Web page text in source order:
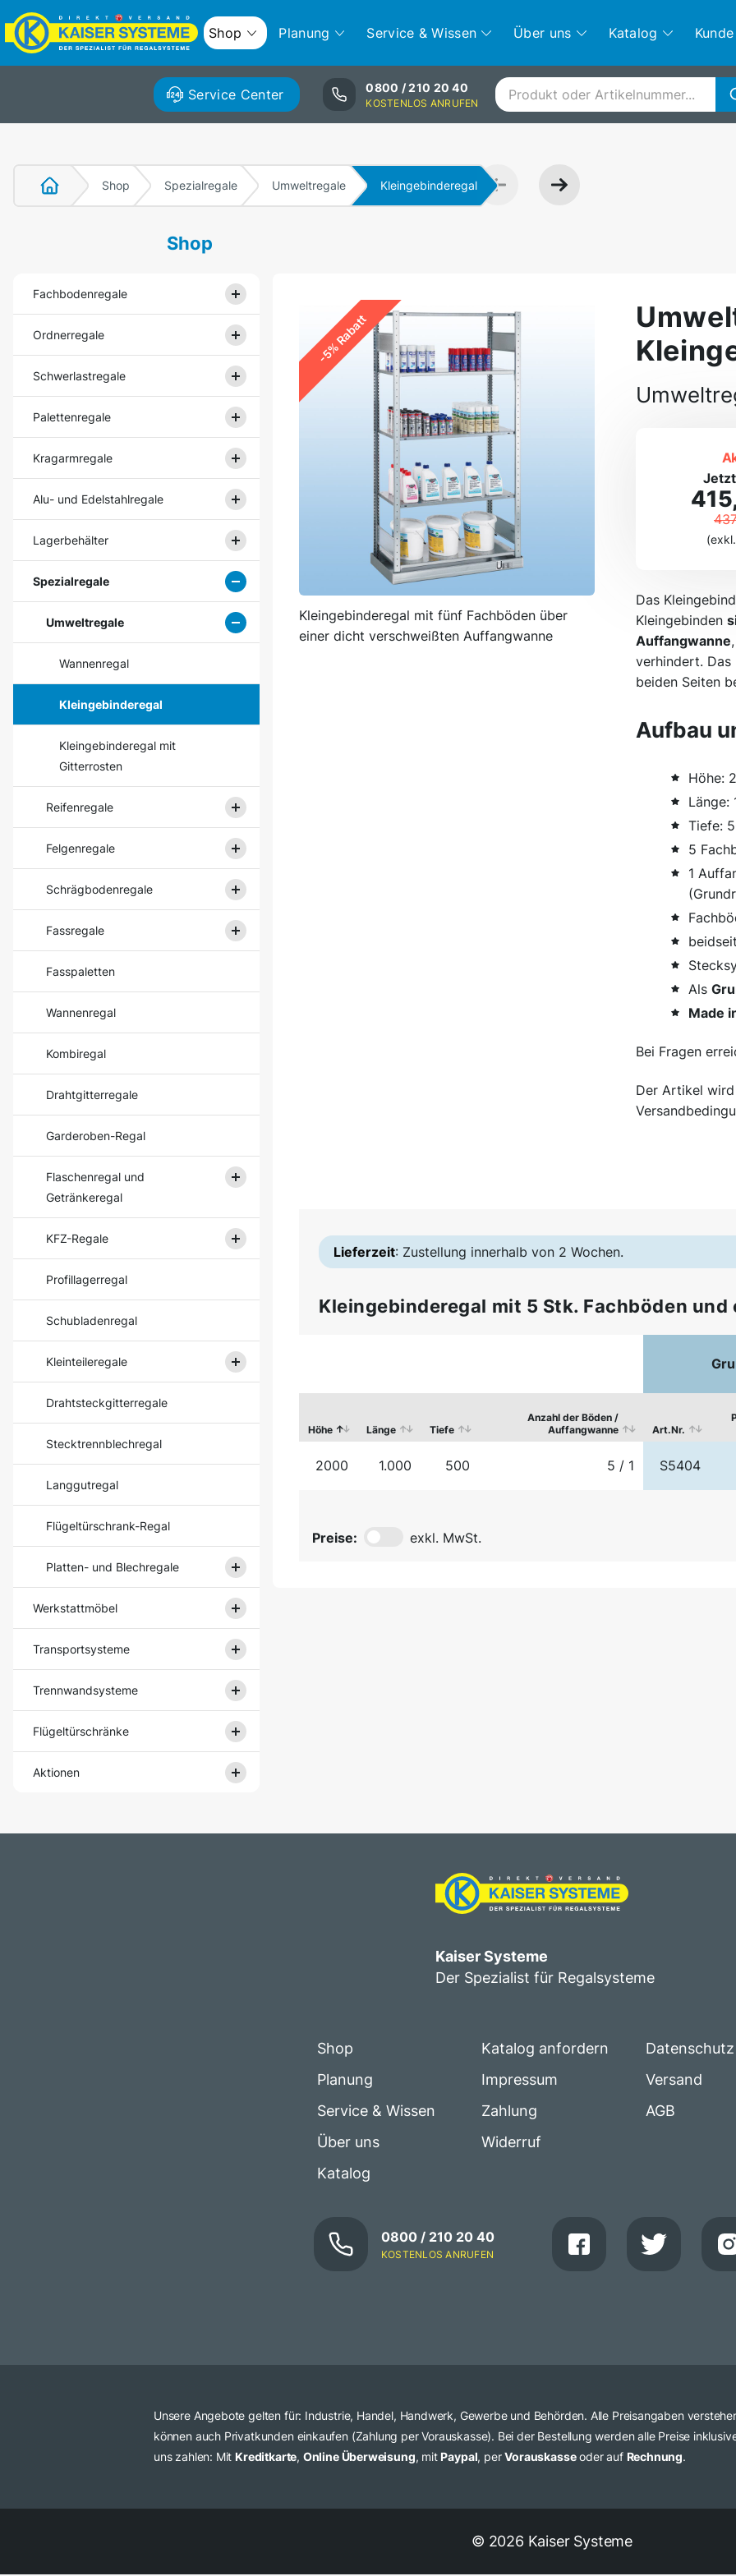
Shop Planung Service & Wissen Über uns Katalog Kunde
Service Center 0800 / 210 20 40
KOSTENLOS ANRUFEN
Shop Spezialregale Umweltregale Kleingebinderegal
Shop
Fachbodenregale
Ordnerregale
Schwerlastregale
Palettenregale
Kragarmregale
Alu- und Edelstahlregale
Lagerbehälter
Spezialregale
Umweltregale
Wannenregal
Kleingebinderegal
Kleingebinderegal mit
Gitterrosten
Reifenregale
Felgenregale
Schrägbodenregale
Fassregale
Fasspaletten
Wannenregal
Kombiregal
Drahtgitterregale
Garderoben-Regal
Flaschenregal und
Getränkeregal
KFZ-Regale
Profillagerregal
Schubladenregal
Kleinteileregale
Drahtsteckgitterregale
Stecktrennblechregal
Langgutregal
Flügeltürschrank-Regal
Platten- und Blechregale
Werkstattmöbel
Transportsysteme
Trennwandsysteme
Flügeltürschränke
Aktionen
-5% Rabatt
Kleingebinderegal mit fünf Fachböden über
einer dicht verschweißten Auffangwanne
Das
Kleingebinden
Auffangwanne
verhindert. Das
beiden Seiten
Aufbau
Höhe:
Länge:
Tiefe:
5
1
Als
Made
Bei Fragen
Der Artikel wird
Lieferzeit: Zustellung innerhalb von 2 Wochen.
Kleingebinderegal mit 5 Stk. Fachböden
Höhe Länge Tiefe
Anzahl der Böden /
Auffangwanne
Art.Nr.
2000 1.000 500 5 / 1 S5404
Preise: exkl. MwSt.
Kaiser Systeme
Der Spezialist für Regalsysteme
Shop
Planung
Service & Wissen
Über uns
Katalog
Katalog anfordern
Impressum
Zahlung
Widerruf
Datenschutz
Versand
AGB
0800 / 210 20 40
KOSTENLOS ANRUFEN
Unsere Angebote gelten für: Industrie, Handel, Handwerk, Gewerbe und Behörden. Alle Preisangaben
können auch Privatkunden einkaufen (Zahlung per Vorauskasse). Bei der Bestellung werden alle Preise
uns zahlen: Mit Kreditkarte, Online Überweisung, mit Paypal, perVorauskasseoder auf Rechnung.
© 2026 Kaiser Systeme